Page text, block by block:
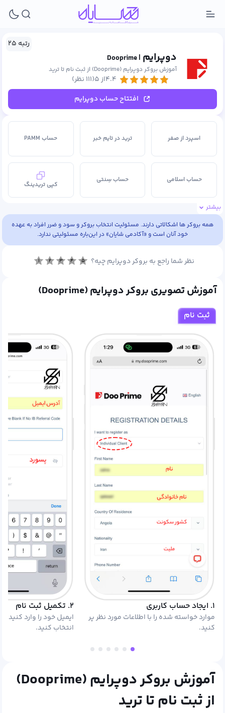
رتبه ۲۵
دوپرایم | Dooprime
آموزش بروکر دوپرایم (Dooprime) از ثبت نام تا ترید
۴.۴از ۵
(۱۱۱ نظر)
افتتاح حساب دوپرایم
اسپرد از صفر ترید در تایم خبر حساب PAMM
حساب اسلامی حساب سِنتی
کپی تریدینگ
متاتریدر ۴ متاتریدر ۵ معاملات سهام بین‌المللی
معاملات کریپتو
بیشتر
همه بروکر ها اشکالاتی دارند. مسئولیت انتخاب بروکر و سود و ضرر افراد به عهده
خود آنان است و «آکادمی شایان» در این‌باره مسئولیتی ندارد.
نظر شما راجع به بروکر دوپرایم چیه؟ ۱ ۲ ۳ ۴ ۵
آموزش تصویری بروکر دوپرایم (Dooprime)
ثبت نام
۱. ایجاد حساب کاربری
موارد خواسته شده را با اطلاعات مورد نظر پر
کنید.
۲. تکمیل ثبت نام
ایمیل خود را وارد
انتخاب کنید.
آموزش بروکر دوپرایم (Dooprime)
از ثبت نام تا ترید